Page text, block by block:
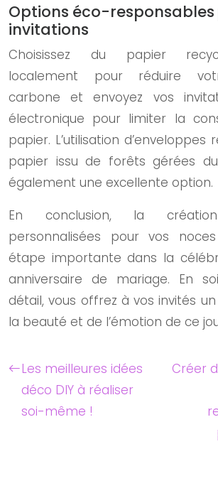
Options éco-responsables
invitations
Choisissez du papier
localement pour réduire
carbone et envoyez vos
électronique pour limiter la
papier. L’utilisation d’enveloppes
papier issu de forêts gérées
également une excellente option.
En conclusion, la création
personnalisées pour vos
étape importante dans la
anniversaire de mariage. En
détail, vous offrez à vos invités
la beauté et de l’émotion de ce
Les meilleures idées
déco DIY à réaliser
soi-même !
Créer